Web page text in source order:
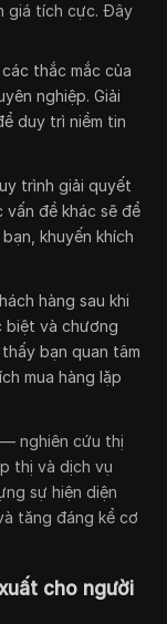
giá tích cực. Đây
thắc mắc của
nghiệp. Giải
duy trì niềm tin
trình giải quyết
đề khác sẽ để
khuyến khích
hàng sau khi
biệt và chương
bạn quan tâm
mua hàng lặp
nghiên cứu thị
thị và dịch vụ
sự hiện diện
tăng đáng kể cơ
cho người